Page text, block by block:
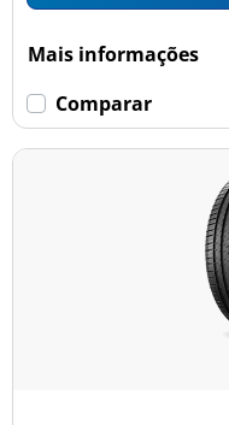
Mais informações
Comparar